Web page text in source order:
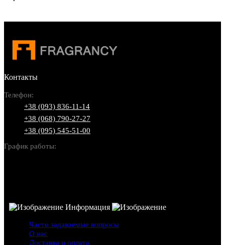
Контакты
Телефон:
+38 (093) 836-11-14
+38 (068) 790-27-27
+38 (095) 545-51-00
График работы:
Информация
Часто задаваемые вопросы
О нас
Доставка и оплата